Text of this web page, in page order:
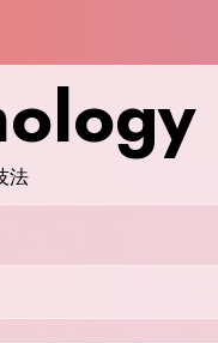
法